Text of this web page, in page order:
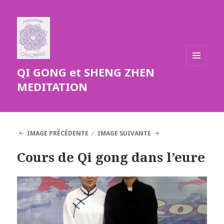
QI GONG et SHENG ZHEN
MEDITATION
IMAGE PRÉCÉDENTE IMAGE SUIVANTE
Cours de Qi gong dans l’eure